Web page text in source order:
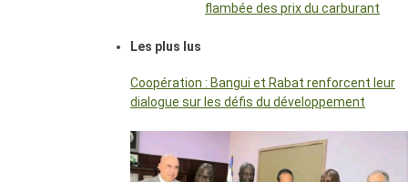
flambée des prix du carburant
Les plus lus
Coopération : Bangui et Rabat renforcent leur
dialogue sur les défis du développement